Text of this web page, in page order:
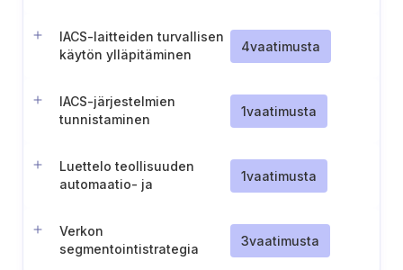
IACS-laitteiden turvallisen
käytön ylläpitäminen
4vaatimusta
IACS-järjestelmien
tunnistaminen
1vaatimusta
Luettelo teollisuuden
automaatio- ja
1vaatimusta
Verkon
segmentointistrategia
3vaatimusta